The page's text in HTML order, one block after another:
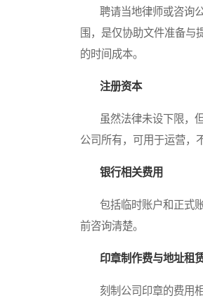
聘请当地律师或咨询公
围，是仅协助文件准备与
的时间成本。
注册资本
虽然法律未设下限，但
公司所有，可用于运营，
银行相关费用
包括临时账户和正式账
前咨询清楚。
印章制作费与地址租
刻制公司印章的费用相